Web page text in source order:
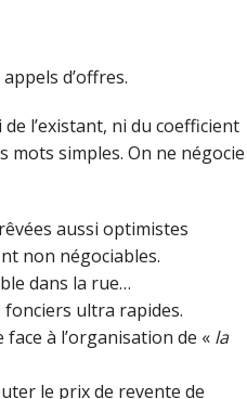
d’offres.
l’existant, ni du coefficient
mots simples. On ne négocie
aussi optimistes
non négociables.
dans la rue…
ultra rapides.
à l’organisation de « la
le prix de revente de